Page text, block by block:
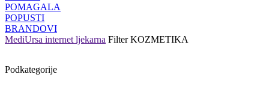
POMAGALA
POPUSTI
BRANDOVI
MediUrsa internet ljekarna Filter KOZMETIKA
Podkategorije